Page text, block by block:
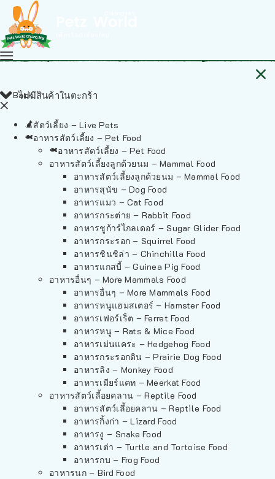
ไม่มีสินค้าในตะกร้า
Back
สัตว์เลี้ยง – Live Pets
อาหารสัตว์เลี้ยง – Pet Food
อาหารสัตว์เลี้ยง – Pet Food
อาหารสัตว์เลี้ยงลูกด้วยนม – Mammal Food
อาหารสัตว์เลี้ยงลูกด้วยนม – Mammal Food
อาหารสุนัข – Dog Food
อาหารแมว – Cat Food
อาหารกระต่าย – Rabbit Food
อาหารชูก้าร์ไกลเดอร์ – Sugar Glider Food
อาหารกระรอก – Squirrel Food
อาหารชินชิล่า – Chinchilla Food
อาหารแกสบี้ – Guinea Pig Food
อาหารอื่นๆ – More Mammals Food
อาหารอื่นๆ – More Mammals Food
อาหารหนูแฮมสเตอร์ – Hamster Food
อาหารเฟอร์เร็ต – Ferret Food
อาหารหนู – Rats & Mice Food
อาหารเม่นแคระ – Hedgehog Food
อาหารกระรอกดิน – Prairie Dog Food
อาหารลิง – Monkey Food
อาหารเมียร์แคท – Meerkat Food
อาหารสัตว์เลี้อยคลาน – Reptile Food
อาหารสัตว์เลี้อยคลาน – Reptile Food
อาหารกิ้งก่า – Lizard Food
อาหารงู – Snake Food
อาหารเต่า – Turtle and Tortoise Food
อาหารกบ – Frog Food
อาหารนก – Bird Food